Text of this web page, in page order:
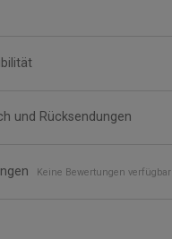
und Rücksendungen
Keine Bewertungen verfügbar